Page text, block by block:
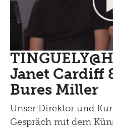
Janet Cardiff
Bures Miller
Unser Direktor und
Gespräch mit dem